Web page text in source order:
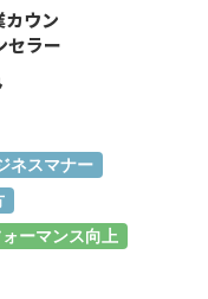
カウン
セラー
ネスマナー
ーマンス向上